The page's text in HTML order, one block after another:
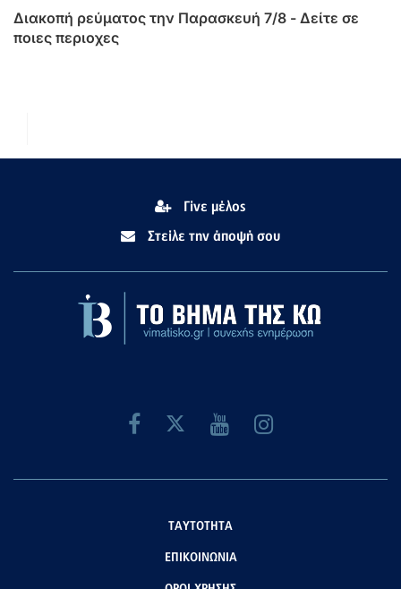
Διακοπή ρεύματος την Παρασκευή 7/8 - Δείτε σε
ποιες περιοχες
Γίνε μέλος
Στείλε την άποψή σου
ΤΑΥΤΟΤΗΤΑ
ΕΠΙΚΟΙΝΩΝΙΑ